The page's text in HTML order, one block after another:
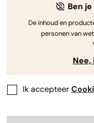
Cannabis Lifestyle
Ben
De inhoud en
personen van
Nee,
Ik accepteer